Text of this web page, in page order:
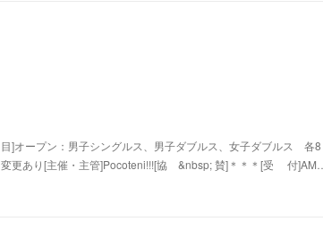
ープン：男子シングルス、男子ダブルス、女子ダブルス 各8
更あり[主催・主管]Pocoteni!!![協 &nbsp; 賛]＊＊＊[受 付]AM…